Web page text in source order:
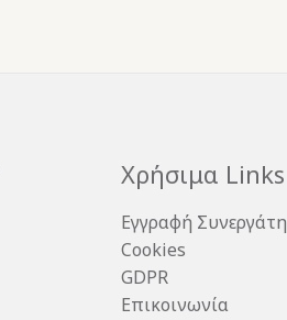
Χρήσιμα Links
Εγγραφή Συνεργάτη
Cookies
GDPR
Επικοινωνία